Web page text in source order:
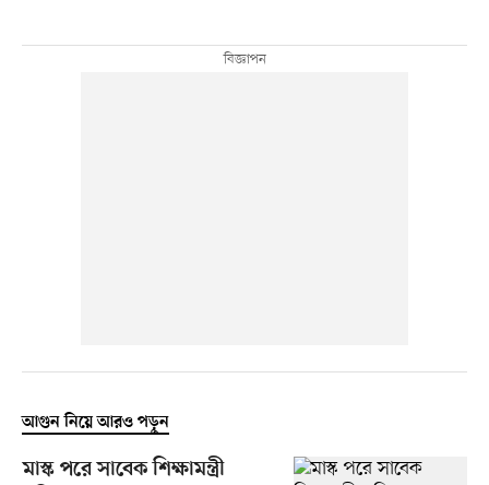
আগুন নিয়ে আরও পড়ুন
মাস্ক পরে সাবেক শিক্ষামন্ত্রী